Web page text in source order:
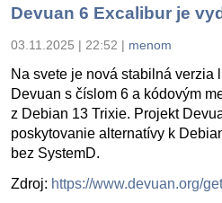
Devuan 6 Excalibur je
03.11.2025 | 22:52 | menom
Na svete je nová stabilná verzia
Devuan s číslom 6 a kódovým
z Debian 13 Trixie. Projekt
poskytovanie alternatívy k
bez SystemD.
Zdroj: https://www.devuan.org/